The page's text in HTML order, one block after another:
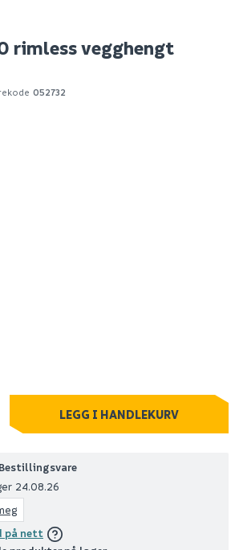
rimless vegghengt
052732
LEGG I HANDLEKURV
24.08.26
på nett